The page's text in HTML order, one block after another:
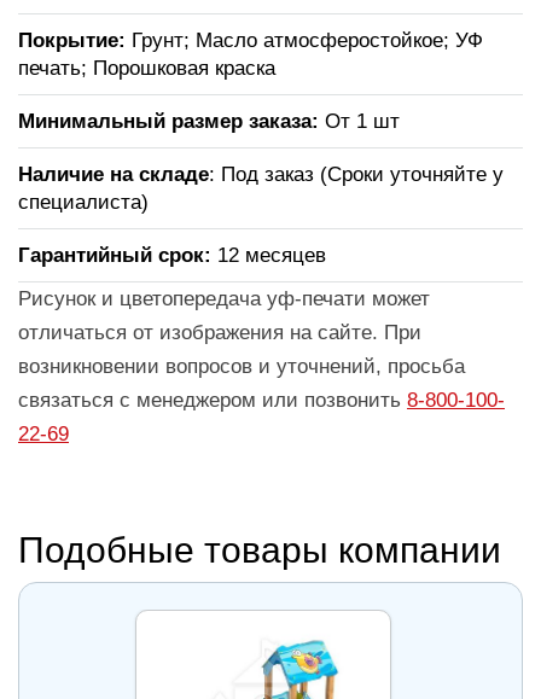
Покрытие: Грунт; Масло атмосферостойкое; УФ
печать; Порошковая краска
Минимальный размер заказа: От 1 шт
Наличие на складе: Под заказ (Сроки уточняйте у
специалиста)
Гарантийный срок: 12 месяцев
Рисунок и цветопередача уф-печати может
отличаться от изображения на сайте. При
возникновении вопросов и уточнений, просьба
связаться с менеджером или позвонить 8-800-100-
22-69
Подобные товары компании